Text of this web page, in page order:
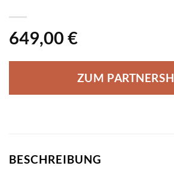
649,00 €
ZUM
BESCHREIBUNG